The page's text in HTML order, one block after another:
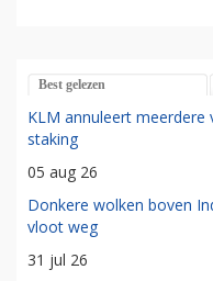
Best gelezen
KLM annuleert
staking
05 aug 26
Donkere wolken boven
vloot weg
31 jul 26